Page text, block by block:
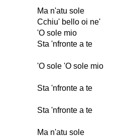
Ma n'atu sole
Cchiu' bello oi ne'
'O sole mio
Sta 'nfronte a te
'O sole 'O sole mio
Sta 'nfronte a te
Sta 'nfronte a te
Ma n'atu sole